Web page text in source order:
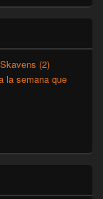
(2)
la semana que